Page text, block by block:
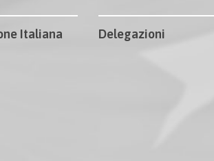
Italiana Delegazioni